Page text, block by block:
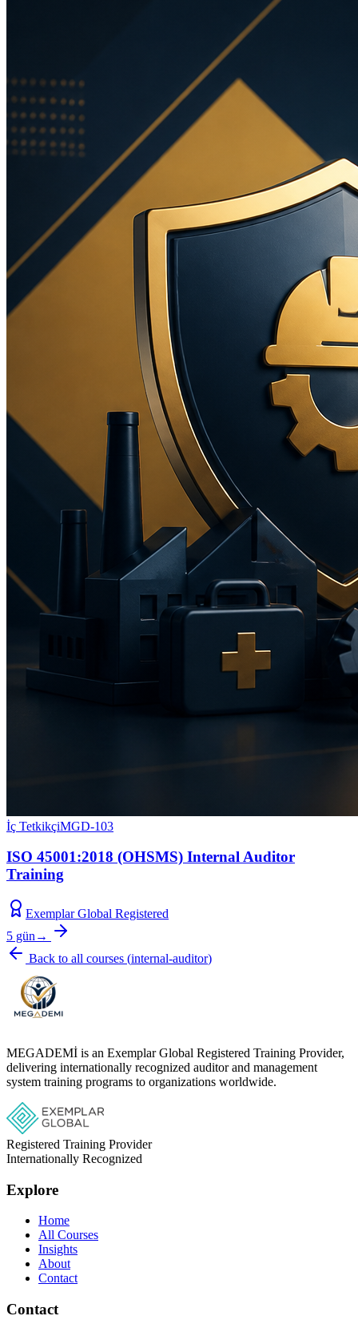
İç TetkikçiMGD-103
ISO 45001:2018 (OHSMS) Internal Auditor
Training
Exemplar Global Registered
5 gün →
Back to all courses (internal-auditor)
MEGADEMİ is an Exemplar Global Registered Training Provider,
delivering internationally recognized auditor and management
system training programs to organizations worldwide.
Registered Training Provider
Internationally Recognized
Explore
Home
All Courses
Insights
About
Contact
Contact